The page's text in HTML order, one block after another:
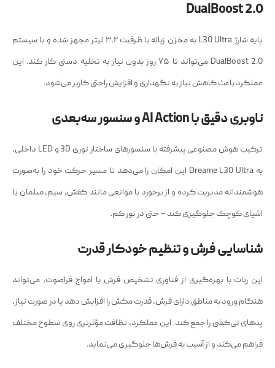
DualBoost 2.0
پایه شارژ L30 Ultra به مخزن زباله با ظرفیت ۳.۲ لیتر مجهز شده و با سیستم
DualBoost 2.0 می‌تواند تا ۷۵ روز بدون نیاز به تخلیه دستی کار کند. این
عملکرد باعث کاهش نیاز به نگهداری و افزایش راحتی کاربر می‌شود.
ناوبری دقیق با AI Action و سنسور سه‌بعدی
ترکیب هوش مصنوعی پیشرفته با سنسورهای ساختار نوری 3D و LED داخلی،
به Dreame L30 Ultra این امکان را می‌دهد تا مسیر حرکت خود را به‌صورت
هوشمندانه مدیریت کرده و از برخورد با موانعی مانند کفش، سیم، مبلمان یا
اشیای کوچک جلوگیری کند – حتی در نور کم.
شناسایی فرش و تنظیم خودکار قدرت
این ربات با بهره‌گیری از فناوری تشخیص فرش با امواج فراصوت، می‌تواند
هنگام ورود به مناطق دارای فرش، قدرت مکش را افزایش دهد یا در صورت نیاز،
پدهای تی‌کشی را جمع کند. این عملکرد، نظافت مؤثرتری روی سطوح مختلف
فراهم می‌کند و از آسیب به فرش‌ها جلوگیری می‌نماید.